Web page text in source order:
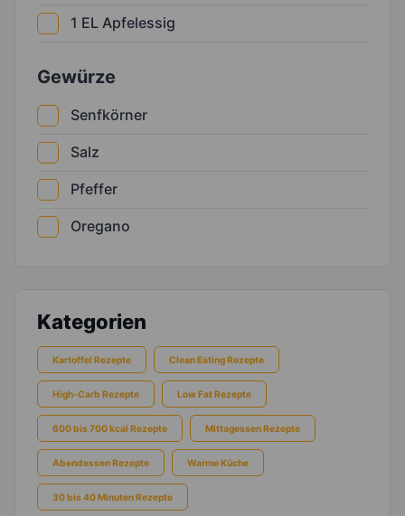
1 EL Apfelessig
Gewürze
Senfkörner
Salz
Pfeffer
Oregano
Kategorien
Kartoffel Rezepte Clean Eating Rezepte
High-Carb Rezepte Low Fat Rezepte
600 bis 700 kcal Rezepte Mittagessen Rezepte
Abendessen Rezepte Warme Küche
30 bis 40 Minuten Rezepte